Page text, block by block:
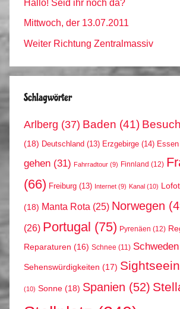
Hallo! Seid ihr noch da?
Mittwoch, der 13.07.2011
Weiter Richtung Zentralmassiv
Schlagwörter
Arlberg (37) Baden (41) Besuch
(18) Deutschland (13) Erzgebirge (14) Essen
gehen (31) Fahrradtour (9) Finnland (12)
(66) Freiburg (13) Internet (9) Kanal (10)
(18) Manta Rota (25) Norwegen
(26) Portugal (75) Pyrenäen (12)
Reparaturen (16) Schnee (11) Schweden
Sehenswürdigkeiten (17)
(10) Sonne (18) Spanien (52)